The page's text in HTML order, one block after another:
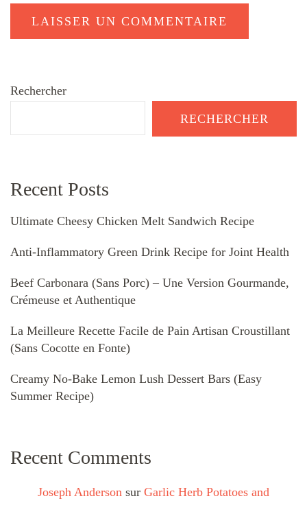
Rechercher
RECHERCHER
Recent Posts
Ultimate Cheesy Chicken Melt Sandwich Recipe
Anti-Inflammatory Green Drink Recipe for Joint Health
Beef Carbonara (Sans Porc) – Une Version Gourmande,
Crémeuse et Authentique
La Meilleure Recette Facile de Pain Artisan Croustillant
(Sans Cocotte en Fonte)
Creamy No-Bake Lemon Lush Dessert Bars (Easy
Summer Recipe)
Recent Comments
Joseph Anderson sur Garlic Herb Potatoes and